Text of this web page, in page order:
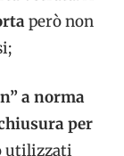
però non
a norma
per
utilizzati